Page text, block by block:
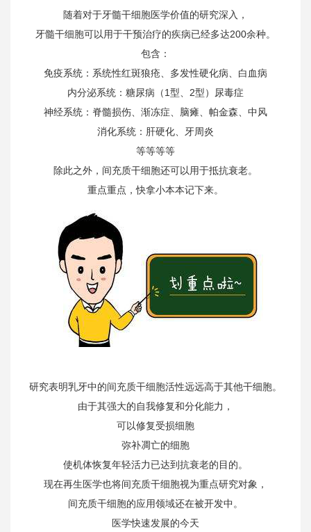
随着对于牙髓干细胞医学价值的研究深入，
牙髓干细胞可以用于干预治疗的疾病已经多达200余种。
包含：
免疫系统：系统性红斑狼疮、多发性硬化病、白血病
内分泌系统：糖尿病（1型、2型）尿毒症
神经系统：脊髓损伤、渐冻症、脑瘫、帕金森、中风
消化系统：肝硬化、牙周炎
等等等等
除此之外，间充质干细胞还可以用于抵抗衰老。
重点重点，快拿小本本记下来。
研究表明乳牙中的间充质干细胞活性远远高于其他干细胞。
由于其强大的自我修复和分化能力，
可以修复受损细胞
弥补凋亡的细胞
使机体恢复年轻活力已达到抗衰老的目的。
现在再生医学也将间充质干细胞视为重点研究对象，
间充质干细胞的应用领域还在被开发中。
医学快速发展的今天